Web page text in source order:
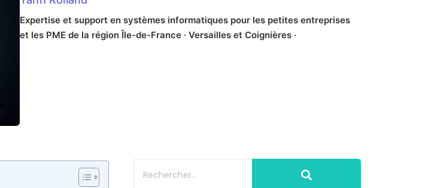
Expertise et support en systèmes informatiques pour les petites entreprises
et les PME de la région Île-de-France · Versailles et Coignières ·